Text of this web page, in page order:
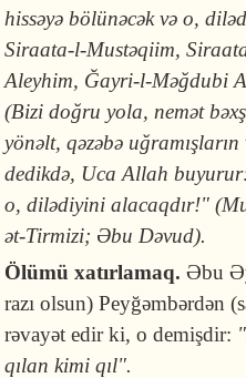
hissəyə bölünəcək və o,
Siraata-l-Mustəqiim,
Aleyhim, Ğayri-l-Məğdubi
(Bizi doğru yola, nemət
yönəlt, qəzəbə
dedikdə, Uca Allah
o, dilədiyini alacaqdır!"
ət-Tirmizi; Əbu Dəvud).
Ölümü xatırlamaq. Əbu
razı olsun) Peyğəmbərdən
rəvayət edir ki, o demişdir:
qılan kimi qıl".